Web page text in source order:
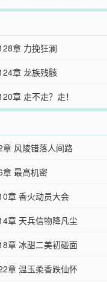
章 力挽狂澜
章 龙族残骸
章 走不走？走！
章 风陵错落人间路
章 最高机密
章 香火动员大会
章 天兵信物降凡尘
章 冰甜二美初碰面
章 温玉柔香跌仙怀